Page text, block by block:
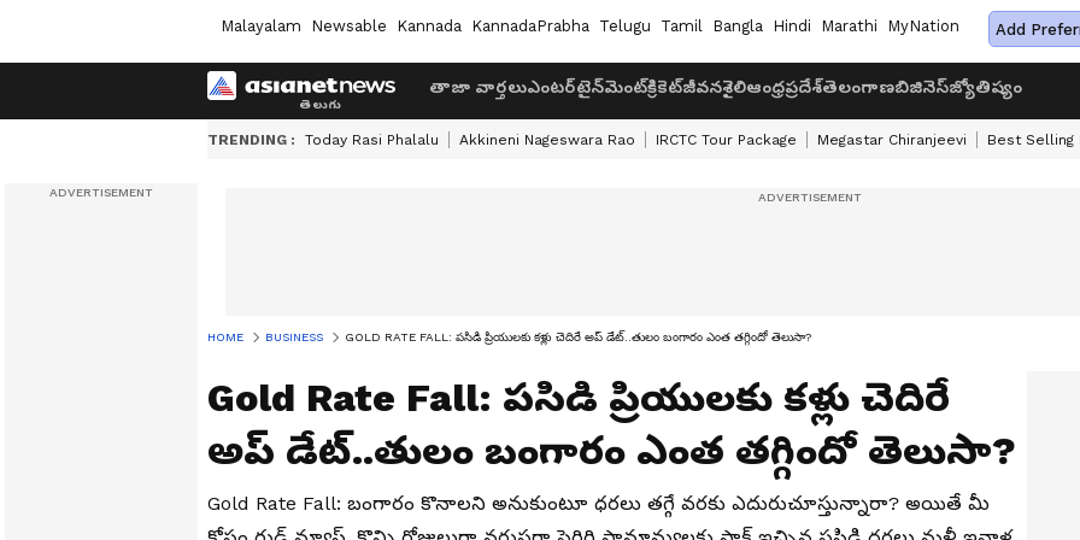
Malayalam Newsable Kannada KannadaPrabha Telugu Tamil Bangla Hindi Marathi MyNation Add
తాజా వార్తలుఎంటర్‌టైన్‌మెంట్క్రికెట్జీవనశైలిఆంధ్రప్రదేశ్తెలంగాణబిజినెస్జ్యోతిష్యం
TRENDING : Today Rasi Phalalu Akkineni Nageswara Rao IRCTC Tour Package Megastar Chiranjeevi Best Selling
HOME BUSINESS GOLD RATE FALL: పసిడి ప్రియులకు కళ్లు చెదిరే అప్ డేట్..తులం బంగారం ఎంత తగ్గిందో తెలుసా?
Gold Rate Fall: పసిడి ప్రియులకు కళ్లు చెదిరే
అప్ డేట్..తులం బంగారం ఎంత తగ్గిందో తెలుసా?
Gold Rate Fall: బంగారం కొనాలని అనుకుంటూ ధరలు తగ్గే వరకు ఎదురుచూస్తున్నారా? అయితే మీ